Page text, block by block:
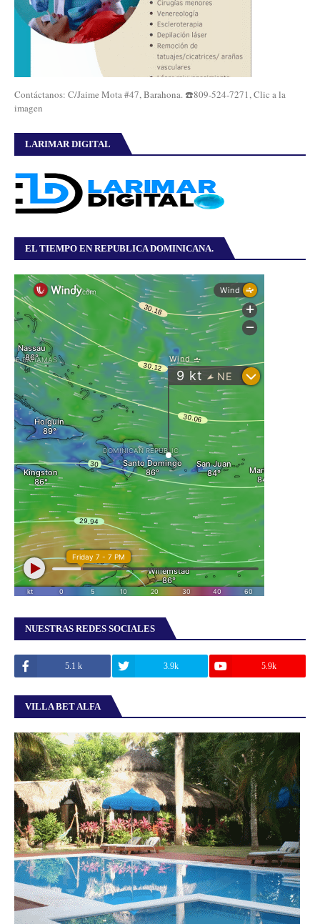
Contáctanos: C/Jaime Mota #47, Barahona. ☎️809-524-7271, Clic a la
imagen
LARIMAR DIGITAL
EL TIEMPO EN REPUBLICA DOMINICANA.
NUESTRAS REDES SOCIALES
5.1 k 3.9k 5.9k
VILLA BET ALFA